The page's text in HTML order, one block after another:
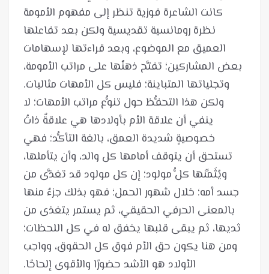
كانت الشاعرة فوزية تنظر إلى مفهوم الأمومة
نظرة رومانسية تقديسية ولكن بعد تفاعلها
العميق مع الموضوع، وبعد قراءتها لإسهامات
بعض المشاركين؛ تفتَّح ذهنُها على مراتب الأمومة،
وتجلياتها المتباينة؛ فليس كل الأمهات مثاليات.
ولكن هذا التحفُّظ حول تنوُّع مراتب الأمهات؛ لا
ينفي أن علاقة الأم بأولادها هي علاقةٌ ذاتُ
خصوصيةٍ شديدة العمق، بالغة التأكُّد؛ فهي
تستحق أن يتوقف أمامها كل والد، وأن يتأملها،
ويُثَمِّنها كلُّ مولود؛ إن كل مولود قد تغذَّى من
جسد أمه؛ خلال شهور الحمل؛ فهو بذلك جزءٌ منها
بالمعنى الحرفي الحقيقي، ثم يستمر يتغذى من
ثديها، ثم يبقى قلبها يخفق له في كل اللحظات؛
ومن هنا يكون حق الأم فوق كل الحقوق، وواجب